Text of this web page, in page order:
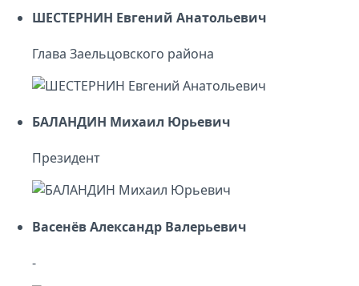
ШЕСТЕРНИН Евгений Анатольевич
Глава Заельцовского района
БАЛАНДИН Михаил Юрьевич
Президент
Васенёв Александр Валерьевич
-